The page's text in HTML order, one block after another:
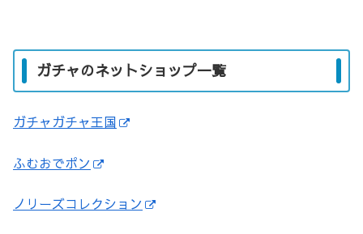
ガチャのネットショップ一覧
ガチャガチャ王国
ふむおでポン
ノリーズコレクション